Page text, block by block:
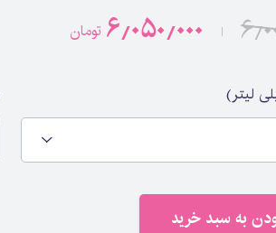
۶٫۰۵۰٫۰۰۰ تومان
لیتر)
به سبد خرید